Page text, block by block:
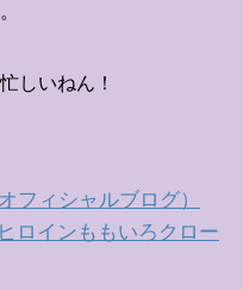
しいねん！
フィシャルブログ）
ロインももいろクロー